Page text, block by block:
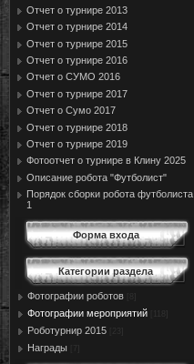
Отчет о турнире 2013
Отчет о турнире 2014
Отчет о турнире 2015
Отчет о турнире 2016
Отчет о СУМО 2016
Отчет о турнире 2017
Отчет о Сумо 2017
Отчет о турнире 2018
Отчет о турнире 2019
Фотоотчет о турнире в Клину 2025
Описание робота "Футболист"
Порядок сборки робота футболиста
1
Форма входа
Категории раздела
Фотографии роботов
Фотографии мероприятий
Роботурнир 2015
Награды